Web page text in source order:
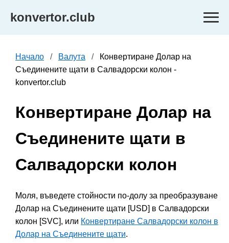
konvertor.club
Начало Валута
Конвертиране Долар на
Съединените щати в Салвадорски колон -
konvertor.club
Конвертиране Долар на
Съединените щати в
Салвадорски колон
Моля, въведете стойности по-долу за преобразуване
Долар на Съединените щати [USD] в Салвадорски
колон [SVC], или Конвертиране Салвадорски колон в
Долар на Съединените щати.